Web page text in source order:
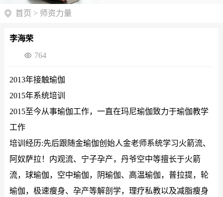
首页 > 师资力量
李海荣
764
2013年接触瑜伽
2015年系统培训
2015至今从事瑜伽工作，一直在玛尼瑜伽致力于瑜伽教学
工作
培训经历:先后跟随金瑜伽创始人金老师系统学习火箭流、
阿奴萨拉！内观流、宁子孕产，丹爷空中等擅长于火箭
流，球瑜伽，空中瑜伽，阴瑜伽、高温瑜伽，普拉提，轮
瑜伽，极速瘦身、孕产等解剖学，理疗私教以及减脂瘦身